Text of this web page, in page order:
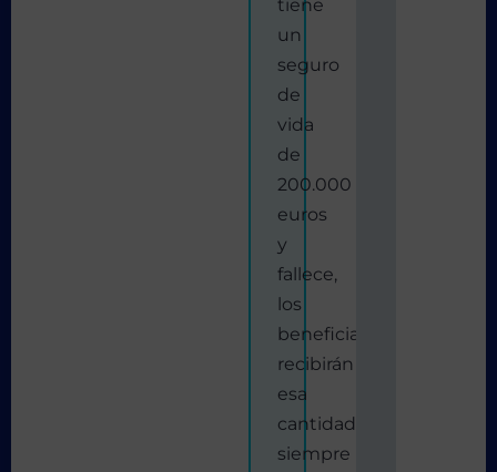
tiene
un
seguro
de
vida
de
200.000
euros
y
fallece,
los
beneficiarios
recibirán
esa
cantidad,
siempre